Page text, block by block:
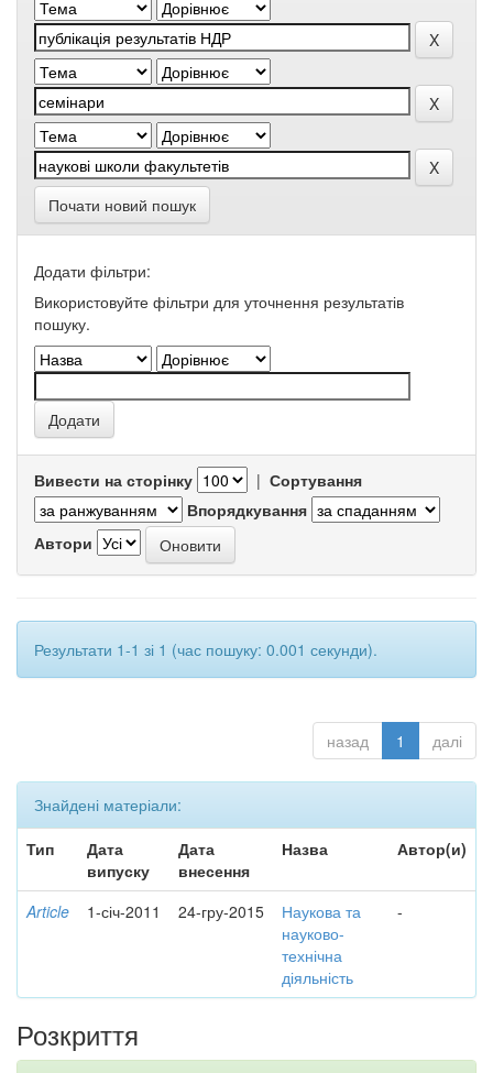
Почати новий пошук
Додати фільтри:
Використовуйте фільтри для уточнення результатів
пошуку.
Вивести на сторінку | Сортування
Впорядкування
Автори
Результати 1-1 зі 1 (час пошуку: 0.001 секунди).
назад 1 далі
Знайдені матеріали:
Тип
Дата
випуску
Дата
внесення
Назва Автор(и)
Article 1-січ-2011 24-гру-2015
Наукова та
науково-
технічна
діяльність
-
Розкриття